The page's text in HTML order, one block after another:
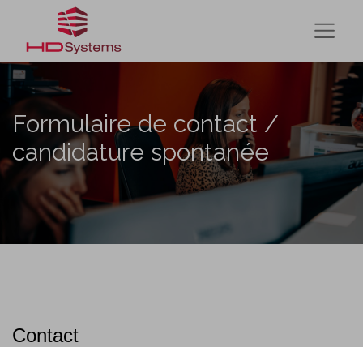
Formulaire de contact /
candidature spontanée
Contact